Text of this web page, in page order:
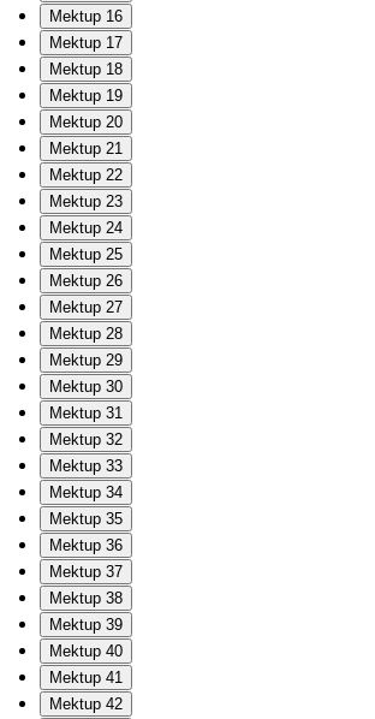
Mektup 16
Mektup 17
Mektup 18
Mektup 19
Mektup 20
Mektup 21
Mektup 22
Mektup 23
Mektup 24
Mektup 25
Mektup 26
Mektup 27
Mektup 28
Mektup 29
Mektup 30
Mektup 31
Mektup 32
Mektup 33
Mektup 34
Mektup 35
Mektup 36
Mektup 37
Mektup 38
Mektup 39
Mektup 40
Mektup 41
Mektup 42